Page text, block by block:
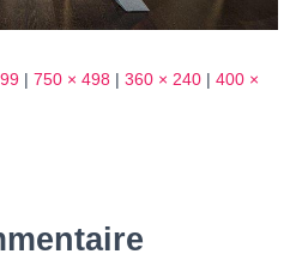
| 750 × 498 | 360 × 240 | 400 ×